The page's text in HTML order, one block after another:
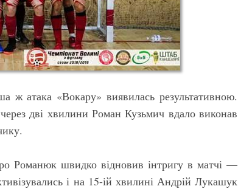
ж атака «Вокару» виявилась результативною.
дві хвилини Роман Кузьмич вдало виконав
Романюк швидко відновив інтригу в матчі —
і на 15-ій хвилині Андрій Лукашук